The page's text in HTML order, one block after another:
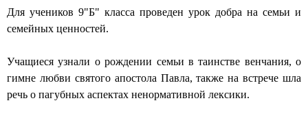
ь
н
ы
й
с
Для учеников 9"Б" класса проведен урок добра на семьи и
семейных ценностей.
Учащиеся узнали о рождении семьи в таинстве венчания, о
гимне любви святого апостола Павла, также на встрече шла
речь о пагубных аспектах ненормативной лексики.